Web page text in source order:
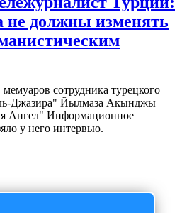
должны изменять
сотрудника турецкого
Джазира" Йылмаза Акынджы
Ангел" Информационное
у него интервью.